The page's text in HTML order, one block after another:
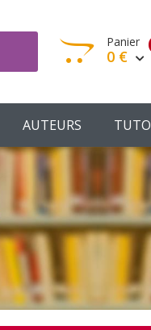
Panier
0 €
est vide
Commander
AUTEURS TUTO